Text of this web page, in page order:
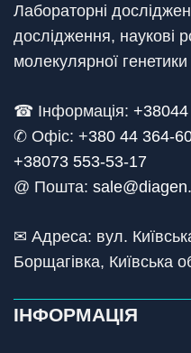
Лабораторні
дослідження, наукові
молекулярної генетики
☎ Інформація:
✆ Офіс: +380 44 364-
+38073 553-53-17
@ Пошта:
✉ Адреса: вул.
Борщагівка, Київська
ІНФОРМАЦІЯ